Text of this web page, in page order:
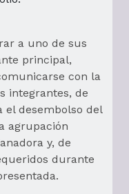
a uno de sus
principal,
con la
integrantes, de
el desembolso del
agrupación
y, de
durante